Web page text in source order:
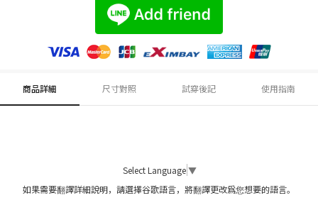
商品詳細 尺寸對照 試穿後記 使用指南
Select Language ▼
如果需要翻譯詳細說明，請選擇谷歌語言，將翻譯更改爲您想要的語言。